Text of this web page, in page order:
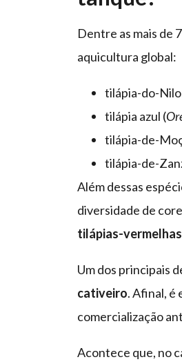
Dentre as mais de
aquicultura global:
tilápia-do-Nilo
tilápia azul (
tilápia-de-
tilápia-de-
Além dessas
diversidade de
tilápias-vermelhas
Um dos principais
cativeiro. Afinal, é
comercialização
Acontece que, no